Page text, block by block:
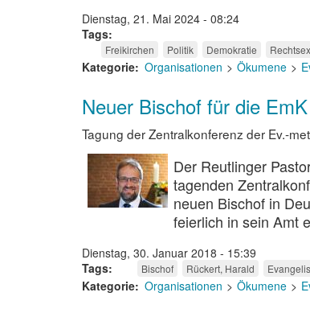
Dienstag, 21. Mai 2024 - 08:24
Tags
Freikirchen Politik Demokratie
Kategorie Organisationen Ökumene
Neuer Bischof für die EmK
Tagung der Zentralkonferenz der Ev.-
Der Reutlinger
tagenden
neuen Bischof in
feierlich in sein Amt
Dienstag, 30. Januar 2018 - 15:39
Tags
Bischof Rückert, Harald
Kategorie Organisationen Ökumene